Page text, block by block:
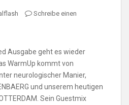
Schreibe einen
Ausgabe geht es wieder
WarmUp kommt von
neurologischer Manier,
und unserem heutigen
Sein Guestmix